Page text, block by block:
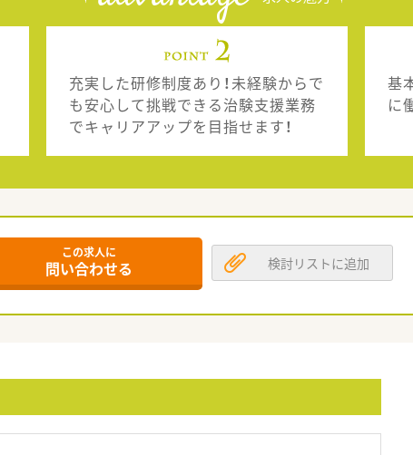
充実した研修制度あり！未経験からで
も安心して挑戦できる治験支援業務
でキャリアアップを目指せます！
基
に
この求人に
問い合わせる 検討リストに追加